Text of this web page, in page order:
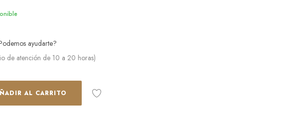
ayudarte?
de atención de 10 a 20 horas)
AL CARRITO